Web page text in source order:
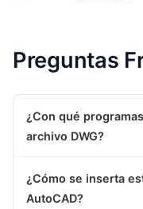
Preguntas
¿Con qué
archivo DWG?
¿Cómo se inserta
AutoCAD?